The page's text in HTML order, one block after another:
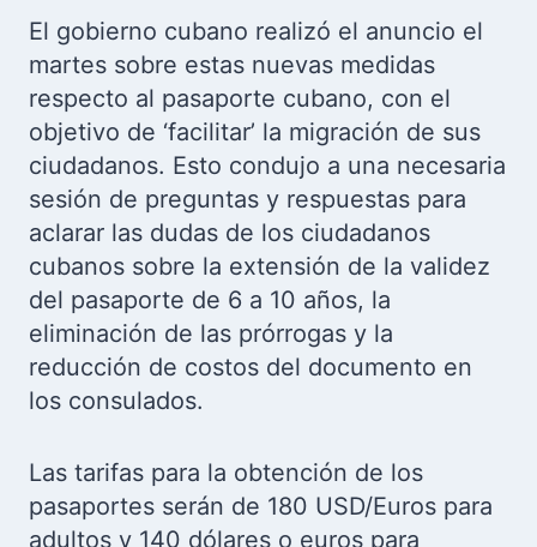
El gobierno cubano realizó el anuncio el
martes sobre estas nuevas medidas
respecto al pasaporte cubano, con el
objetivo de ‘facilitar’ la migración de sus
ciudadanos. Esto condujo a una necesaria
sesión de preguntas y respuestas para
aclarar las dudas de los ciudadanos
cubanos sobre la extensión de la validez
del pasaporte de 6 a 10 años, la
eliminación de las prórrogas y la
reducción de costos del documento en
los consulados.
Las tarifas para la obtención de los
pasaportes serán de 180 USD/Euros para
adultos y 140 dólares o euros para